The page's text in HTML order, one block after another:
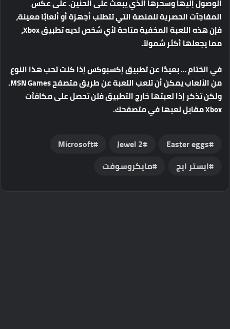
الوصول إليها وسحرها الذي يبعث على الحنين. على عكس
المفاجآت الحصرية للمنصة التي تتطلب أجهزة أو ألعابًا معينة،
فإن هذه اللعبة المخفية متاحة لأي شخص لديه تطبيق Xbox،
مما يجعلها أكثر شمولاً.
في الختام …بعيدًا عن تطبيق إكسبوكس إذا كنت تحب هذا النوع
من الألعاب يمكن أن تلعب اللعبة عن طريق متصفح MSN Games.
ولكن تذكر إذا لعبتها خارج التطبيق فلن تحصل على مكافآت
Xbox مقابل لعبها في متصفحك.
Easter eggs
Jewel 2
Microsoft
ايستر ايج
مايكروسوفت